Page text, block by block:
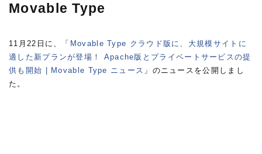
Movable Type
11月22日に、「 Movable Type クラウド版に、大規模サイトに
適した新プランが登場！ Apache版とプライベートサービスの提
供も開始 | Movable Type ニュース 」のニュースを公開しまし
た。